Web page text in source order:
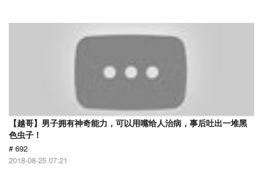
【越哥】男子拥有神奇能力，可以用嘴给人治病，事后吐出一堆黑
色虫子！
# 692
2018-08-25 07:21